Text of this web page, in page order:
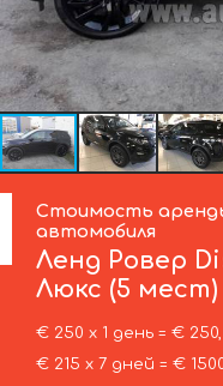
Стоимость
автомобиля
Ленд Ровер
Люкс (5 мест)
€ 250 х 1 день = €
€ 215 х 7 дней = €